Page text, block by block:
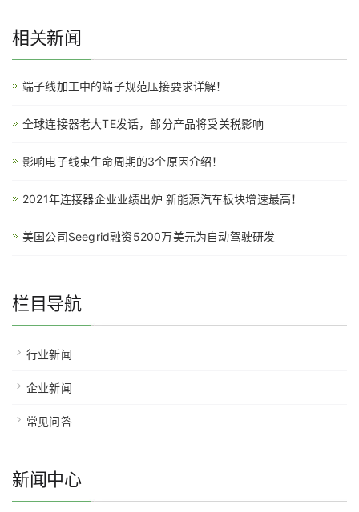
相关新闻
端子线加工中的端子规范压接要求详解！
全球连接器老大TE发话，部分产品将受关税影响
影响电子线束生命周期的3个原因介绍！
2021年连接器企业业绩出炉 新能源汽车板块增速最高！
美国公司Seegrid融资5200万美元为自动驾驶研发
栏目导航
行业新闻
企业新闻
常见问答
新闻中心